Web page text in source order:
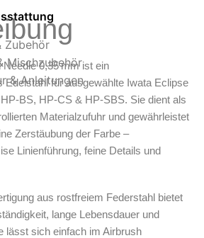
Zubehör
Mischzubehör
& Anleitungen
Needle 0,35 mmist ein
Edelstahl für ausgewählte Iwata Eclipse
HP‑BS, HP‑CS & HP‑SBS. Sie dient als
Materialzufuhr und gewährleistet
Zerstäubung der Farbe –
Linienführung, feine Details und
aus rostfreiem Federstahl bietet
lange Lebensdauer und
lässt sich einfach im Airbrush